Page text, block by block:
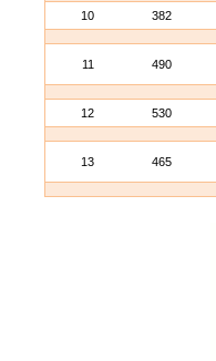
10 382
11 490
12 530
13 465